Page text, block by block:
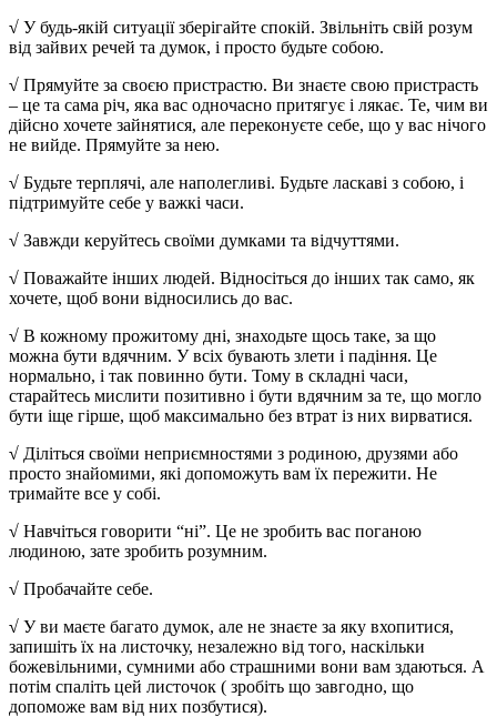
√ У будь-якій ситуації зберігайте спокій. Звільніть свій розум
від зайвих речей та думок, і просто будьте собою.
√ Прямуйте за своєю пристрастю. Ви знаєте свою пристрасть
– це та сама річ, яка вас одночасно притягує і лякає. Те, чим ви
дійсно хочете зайнятися, але переконуєте себе, що у вас нічого
не вийде. Прямуйте за нею.
√ Будьте терплячі, але наполегливі. Будьте ласкаві з собою, і
підтримуйте себе у важкі часи.
√ Завжди керуйтесь своїми думками та відчуттями.
√ Поважайте інших людей. Відносіться до інших так само, як
хочете, щоб вони відносились до вас.
√ В кожному прожитому дні, знаходьте щось таке, за що
можна бути вдячним. У всіх бувають злети і падіння. Це
нормально, і так повинно бути. Тому в складні часи,
старайтесь мислити позитивно і бути вдячним за те, що могло
бути іще гірше, щоб максимально без втрат із них вирватися.
√ Діліться своїми неприємностями з родиною, друзями або
просто знайомими, які допоможуть вам їх пережити. Не
тримайте все у собі.
√ Навчіться говорити “ні”. Це не зробить вас поганою
людиною, зате зробить розумним.
√ Пробачайте себе.
√ У ви маєте багато думок, але не знаєте за яку вхопитися,
запишіть їх на листочку, незалежно від того, наскільки
божевільними, сумними або страшними вони вам здаються. А
потім спаліть цей листочок ( зробіть що завгодно, що
допоможе вам від них позбутися).